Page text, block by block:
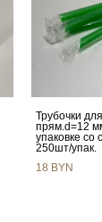
Трубочки
прям.d=12
упаковке со
250шт/упак.
18 BYN